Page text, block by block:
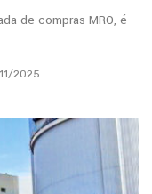
de compras MRO, é
2025